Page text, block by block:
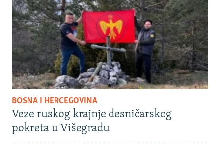
BOSNA I HERCEGOVINA
Veze ruskog krajnje desničarskog
pokreta u Višegradu